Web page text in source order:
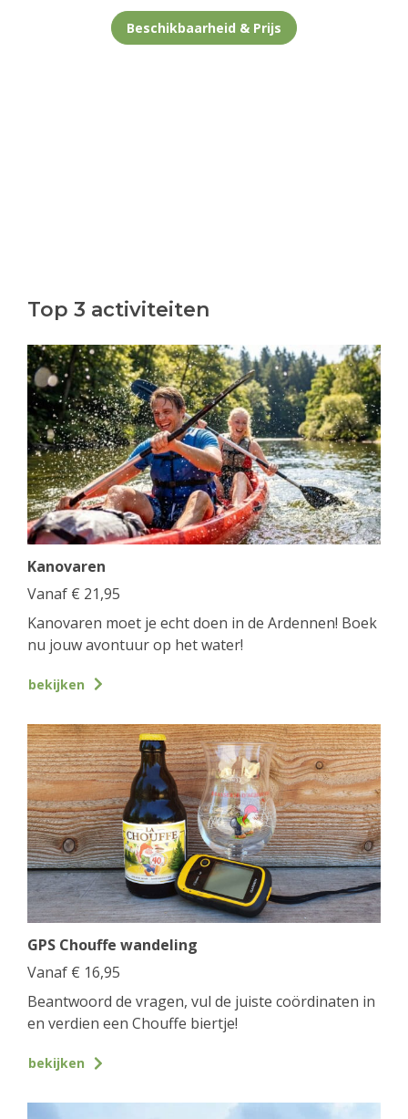
Beschikbaarheid & Prijs
Top 3 activiteiten
Kanovaren
Vanaf € 21,95
Kanovaren moet je echt doen in de Ardennen! Boek
nu jouw avontuur op het water!
bekijken
GPS Chouffe wandeling
Vanaf € 16,95
Beantwoord de vragen, vul de juiste coördinaten in
en verdien een Chouffe biertje!
bekijken